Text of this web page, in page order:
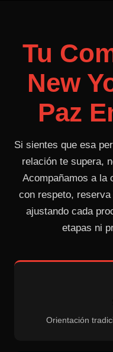
Tu
New
Paz
Si sientes que esa
relación te supera,
Acompañamos a la
con respeto,
ajustando cada
etapas ni
Orientación